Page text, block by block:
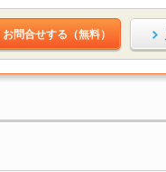
お問合せする（無料）